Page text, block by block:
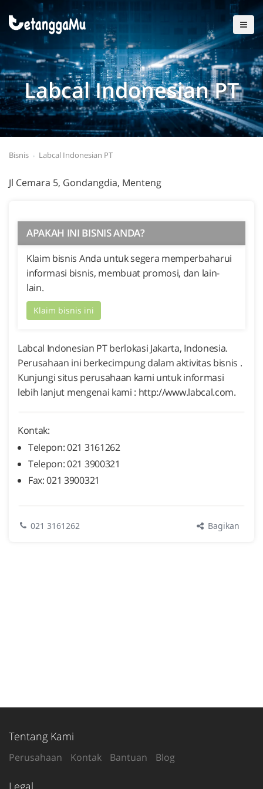
Labcal Indonesian PT
Bisnis Labcal Indonesian PT
Jl Cemara 5, Gondangdia, Menteng
APAKAH INI BISNIS ANDA?
Klaim bisnis Anda untuk segera memperbaharui
informasi bisnis, membuat promosi, dan lain-
lain.
Klaim bisnis ini
Labcal Indonesian PT berlokasi Jakarta, Indonesia.
Perusahaan ini berkecimpung dalam aktivitas bisnis .
Kunjungi situs perusahaan kami untuk informasi
lebih lanjut mengenai kami : http://www.labcal.com.
Kontak:
Telepon: 021 3161262
Telepon: 021 3900321
Fax: 021 3900321
021 3161262 Bagikan
Tentang Kami
Perusahaan Kontak Bantuan Blog
Legal